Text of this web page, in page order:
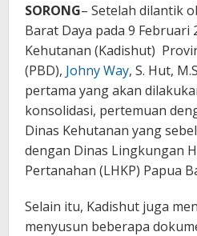
SORONG– Setelah dilantik
Barat Daya pada 9 Februari
Kehutanan (Kadishut)
(PBD), Johny Way, S. Hut,
pertama yang akan
konsolidasi, pertemuan
Dinas Kehutanan yang
dengan Dinas Lingkungan
Pertanahan (LHKP) Papua
Selain itu, Kadishut juga
menyusun beberapa